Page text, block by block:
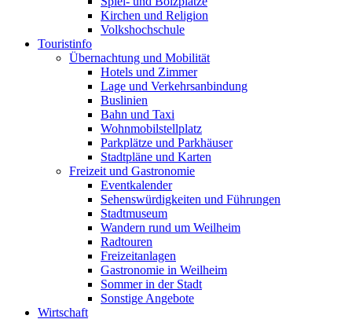
Kirchen und Religion
Volkshochschule
Touristinfo
Übernachtung und Mobilität
Hotels und Zimmer
Lage und Verkehrsanbindung
Buslinien
Bahn und Taxi
Wohnmobilstellplatz
Parkplätze und Parkhäuser
Stadtpläne und Karten
Freizeit und Gastronomie
Eventkalender
Sehenswürdigkeiten und Führungen
Stadtmuseum
Wandern rund um Weilheim
Radtouren
Freizeitanlagen
Gastronomie in Weilheim
Sommer in der Stadt
Sonstige Angebote
Wirtschaft